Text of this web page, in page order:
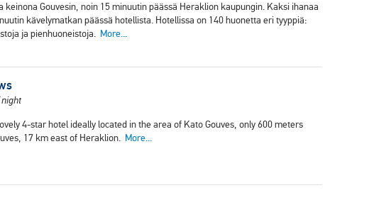
keinona Gouvesin, noin 15 minuutin päässä Heraklion kaupungin. Kaksi ihanaa
kävelymatkan päässä hotellista. Hotellissa on 140 huonetta eri tyyppiä:
ja pienhuoneistoja. More...
4-star hotel ideally located in the area of Kato Gouves, only 600 meters
17 km east of Heraklion. More...